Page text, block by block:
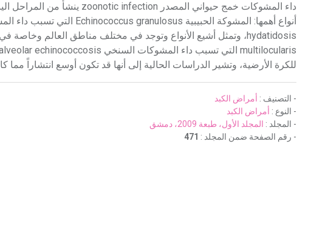
للكرة الأرضية، وتشير الدراسات الحالية إلى أنها قد تكون أوسع انتشاراً مما
- التصنيف : أمراض الكبد
- النوع : أمراض الكبد
- المجلد : المجلد الأول، طبعة 2009، دمشق
- رقم الصفحة ضمن المجلد : 471